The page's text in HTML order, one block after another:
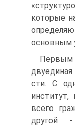
которые
основ­ным
Первым
сти. С
институт,
всего
другой -